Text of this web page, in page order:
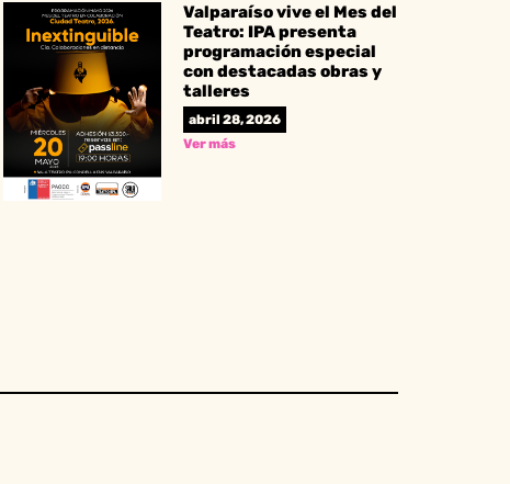
Valparaíso vive el Mes del
Teatro: IPA presenta
programación especial
con destacadas obras y
talleres
abril 28, 2026
Ver más